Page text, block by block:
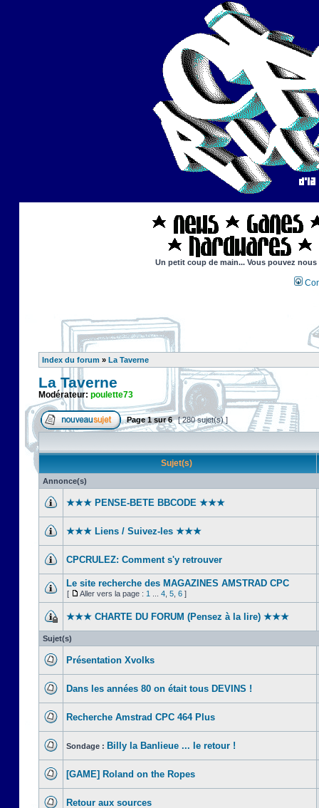
Un petit coup de main... Vous pouvez
Index du forum » La Taverne
La Taverne
Modérateur: poulette73
Page1sur6 [ 280 sujet(s) ]
Sujet(s)
Annonce(s)
★★★ PENSE-BETE BBCODE ★★★
★★★ Liens / Suivez-les ★★★
CPCRULEZ: Comment s'y retrouver‎
Le site recherche des MAGAZINES AMSTRAD CPC
[ Aller vers la page : 1 4 5 6 ]
★★★ CHARTE DU FORUM (Pensez à la lire) ★★★
Sujet(s)
Présentation Xvolks
Dans les années 80 on était tous DEVINS !
Recherche Amstrad CPC 464 Plus
Sondage : Billy la Banlieue ... le retour !
[GAME] Roland on the Ropes
Retour aux sources